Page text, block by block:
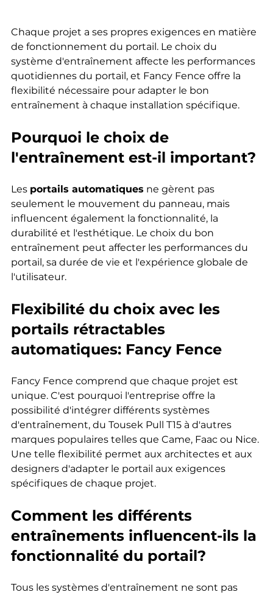
Chaque projet a ses propres exigences en matière
de fonctionnement du portail. Le choix du
système d'entraînement affecte les performances
quotidiennes du portail, et Fancy Fence offre la
flexibilité nécessaire pour adapter le bon
entraînement à chaque installation spécifique.
Pourquoi le choix de
l'entraînement est-il important?
Les portails automatiques ne gèrent pas
seulement le mouvement du panneau, mais
influencent également la fonctionnalité, la
durabilité et l'esthétique. Le choix du bon
entraînement peut affecter les performances du
portail, sa durée de vie et l'expérience globale de
l'utilisateur.
Flexibilité du choix avec les
portails rétractables
automatiques: Fancy Fence
Fancy Fence comprend que chaque projet est
unique. C'est pourquoi l'entreprise offre la
possibilité d'intégrer différents systèmes
d'entraînement, du Tousek Pull T15 à d'autres
marques populaires telles que Came, Faac ou Nice.
Une telle flexibilité permet aux architectes et aux
designers d'adapter le portail aux exigences
spécifiques de chaque projet.
Comment les différents
entraînements influencent-ils la
fonctionnalité du portail?
Tous les systèmes d'entraînement ne sont pas